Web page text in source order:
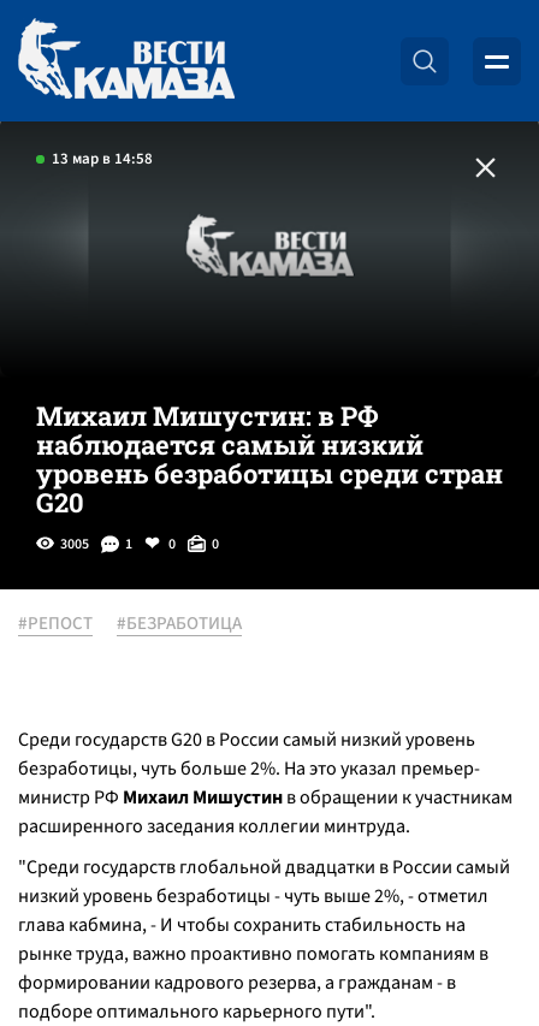
13 мар в 14:58
Михаил Мишустин: в РФ
наблюдается самый низкий
уровень безработицы среди стран
G20
3005 1 0 0
#РЕПОСТ #БЕЗРАБОТИЦА
Среди государств G20 в России самый низкий уровень
безработицы, чуть больше 2%. На это указал премьер-
министр РФ Михаил Мишустинв обращении к участникам
расширенного заседания коллегии минтруда.
"Среди государств глобальной двадцатки в России самый
низкий уровень безработицы - чуть выше 2%, - отметил
глава кабмина, - И чтобы сохранить стабильность на
рынке труда, важно проактивно помогать компаниям в
формировании кадрового резерва, а гражданам - в
подборе оптимального карьерного пути".